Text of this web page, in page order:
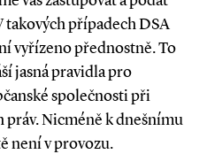
takových případech DSA
vyřízeno přednostně. To
jasná pravidla pro
společnosti při
Nicméně k dnešnímu
není v provozu.